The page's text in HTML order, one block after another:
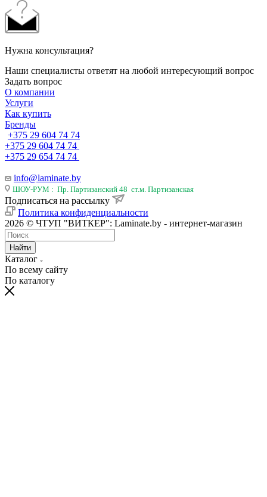
Нужна консультация?
Наши специалисты ответят на любой интересующий вопрос
Задать вопрос
О компании
Услуги
Как купить
Бренды
+375 29 604 74 74
+375 29 604 74 74
+375 29 654 74 74
info@laminate.by
ШОУ-РУМ : Пр. Партизанский 48 ст.м. Партизанская
Подписаться на рассылку
Политика конфиденциальности
2026 © ЧТУП "ВИТКЕР": Laminate.by - интернет-магазин
Найти
Каталог
По всему сайту
По каталогу